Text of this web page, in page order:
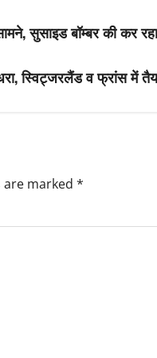
सुसाइड बॉम्बर की कर
स्विट्जरलैंड व फ्रांस में
are marked *